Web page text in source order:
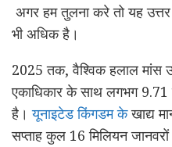
अगर हम तुलना करे तो यह उत्तर
भी अधिक है।
2025 तक, वैश्विक हलाल मांस
एकाधिकार के साथ लगभग 9.71
है।यूनाइटेड किंगडम केखाद्य
सप्ताह कुल 16 मिलियन